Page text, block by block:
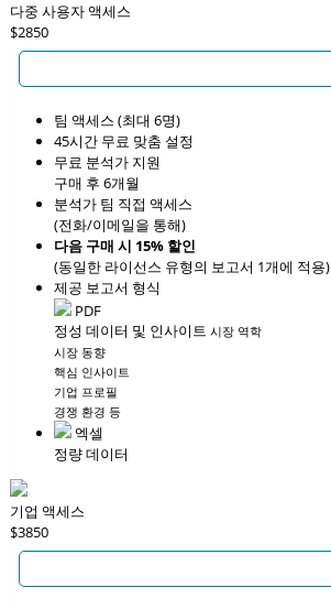
다중 사용자 액세스
$2850
팀 액세스 (최대 6명)
45시간 무료 맞춤 설정
무료 분석가 지원
구매 후 6개월
분석가 팀 직접 액세스
(전화/이메일을 통해)
다음 구매 시 15% 할인
(동일한 라이선스 유형의 보고서 1개에 적용)
제공 보고서 형식
PDF
정성 데이터 및 인사이트 시장 역학
시장 동향
핵심 인사이트
기업 프로필
경쟁 환경 등
엑셀
정량 데이터
기업 액세스
$3850